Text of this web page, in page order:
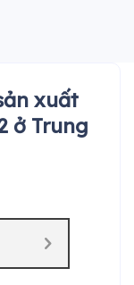
xuất
ở Trung